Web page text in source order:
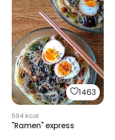
1463
594 kcal
"Ramen" express